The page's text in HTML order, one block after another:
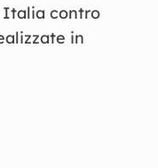
Italia contro
in